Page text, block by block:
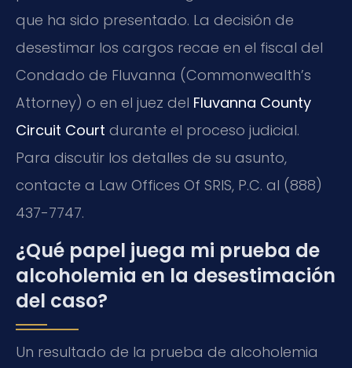
que ha sido presentado. La decisión de
desestimar los cargos recae en el fiscal del
Condado de Fluvanna (Commonwealth’s
Attorney) o en el juez del Fluvanna County
Circuit Court durante el proceso judicial.
Para discutir los detalles de su asunto,
contacte a Law Offices Of SRIS, P.C. al (888)
437-7747.
¿Qué papel juega mi prueba de
alcoholemia en la desestimación
del caso?
Un resultado de la prueba de alcoholemia